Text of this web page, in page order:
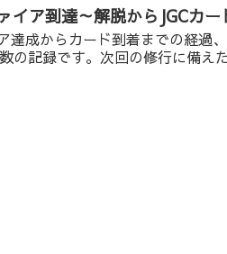
イア到達～解脱からJGCカ
達成からカード到着までの経過
の記録です。次回の修行に備えた